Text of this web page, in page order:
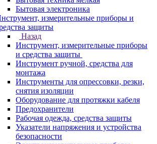
Бытовая электроника
измерительные приборы и
защиты
Назад
Инструмент, измерительные приборы
и средства защиты
Инструмент ручной, средства для
монтажа
Инструменты для опрессовки, резки,
снятия изоляции
Оборудование для протяжки кабеля
Предохранители
Рабочая одежда, средства защиты
Указатели напряжения и устройства
безопасности